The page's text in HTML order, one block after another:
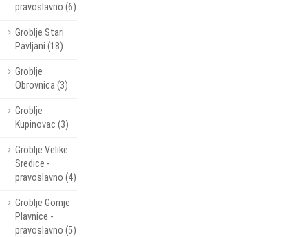
pravoslavno (6)
Groblje Stari
Pavljani (18)
Groblje
Obrovnica (3)
Groblje
Kupinovac (3)
Groblje Velike
Sredice -
pravoslavno (4)
Groblje Gornje
Plavnice -
pravoslavno (5)